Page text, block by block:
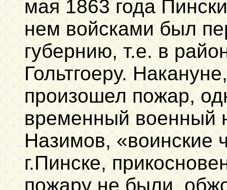
мая 1863 года
нем войсками был
губернию, т.е. в
Гольтгоеру.
произошел пожар,
временный военный
Назимов, «воинские
г.Пинске,
пожару не были,